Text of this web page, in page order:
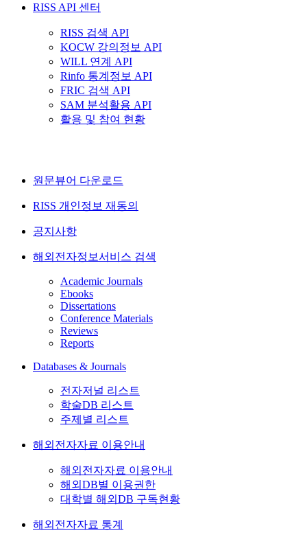
RISS API 센터
RISS 검색 API
KOCW 강의정보 API
WILL 연계 API
Rinfo 통계정보 API
FRIC 검색 API
SAM 분석활용 API
활용 및 참여 현황
원문뷰어 다운로드
RISS 개인정보 재동의
공지사항
해외전자정보서비스 검색
Academic Journals
Ebooks
Dissertations
Conference Materials
Reviews
Reports
Databases & Journals
전자저널 리스트
학술DB 리스트
주제별 리스트
해외전자자료 이용안내
해외전자자료 이용안내
해외DB별 이용권한
대학별 해외DB 구독현황
해외전자자료 통계